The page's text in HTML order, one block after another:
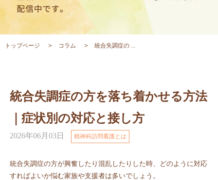
トップページ コラム 統合失調症の ...
統合失調症の方を落ち着かせる方法
｜症状別の対応と接し方
2026年06月03日 精神科訪問看護とは
統合失調症の方が興奮したり混乱したりした時、どのように対応
すればよいか悩む家族や支援者は多いでしょう。